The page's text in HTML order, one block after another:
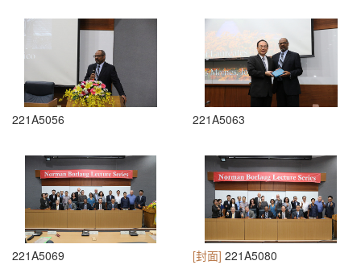
221A5056 221A5063
221A5069 [封面] 221A5080